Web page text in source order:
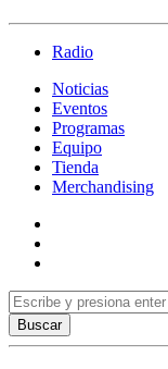
Radio
Noticias
Eventos
Programas
Equipo
Tienda
Merchandising